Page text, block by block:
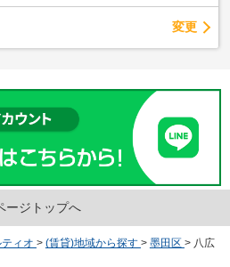
変更
ージトップへ
ィオ > (賃貸)地域から探す > 墨田区 > 八広